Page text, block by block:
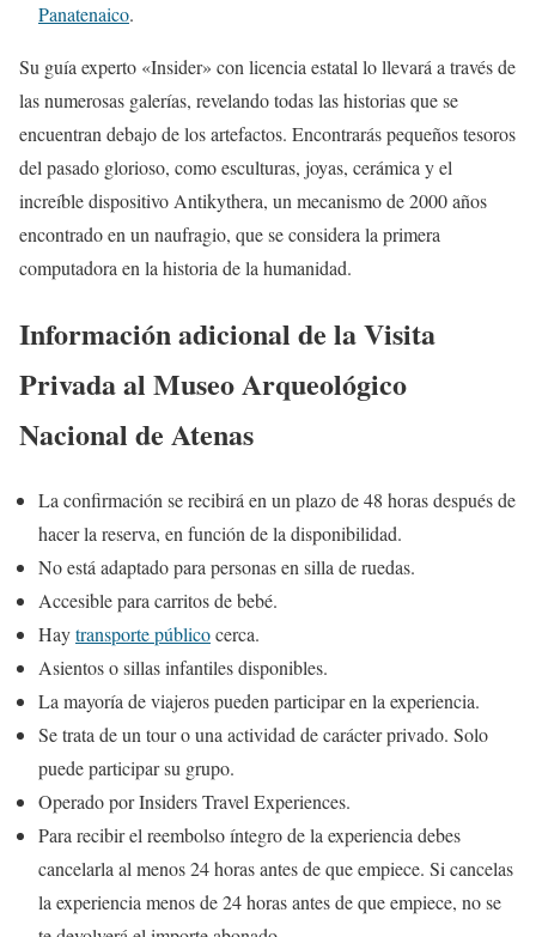
Panatenaico.
Su guía experto «Insider» con licencia estatal lo llevará a través de
las numerosas galerías, revelando todas las historias que se
encuentran debajo de los artefactos. Encontrarás pequeños tesoros
del pasado glorioso, como esculturas, joyas, cerámica y el
increíble dispositivo Antikythera, un mecanismo de 2000 años
encontrado en un naufragio, que se considera la primera
computadora en la historia de la humanidad.
Información adicional de la Visita
Privada al Museo Arqueológico
Nacional de Atenas
La confirmación se recibirá en un plazo de 48 horas después de
hacer la reserva, en función de la disponibilidad.
No está adaptado para personas en silla de ruedas.
Accesible para carritos de bebé.
Haytransporte públicocerca.
Asientos o sillas infantiles disponibles.
La mayoría de viajeros pueden participar en la experiencia.
Se trata de un tour o una actividad de carácter privado. Solo
puede participar su grupo.
Operado por Insiders Travel Experiences.
Para recibir el reembolso íntegro de la experiencia debes
cancelarla al menos 24 horas antes de que empiece. Si cancelas
la experiencia menos de 24 horas antes de que empiece, no se